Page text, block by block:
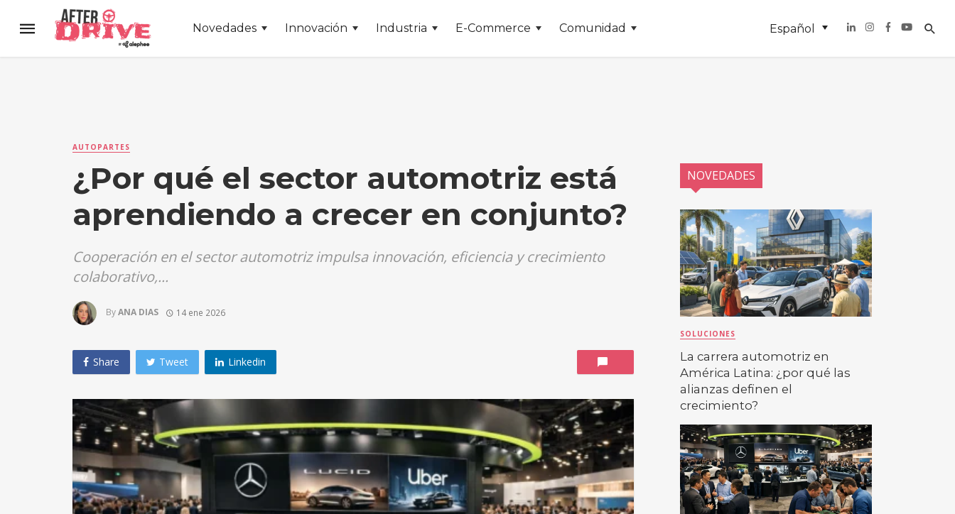
Novedades Innovación Industria E-Commerce Comunidad Español
AUTOPARTES
¿Por qué el sector automotriz está
aprendiendo a crecer en conjunto?
Cooperación en el sector automotriz impulsa innovación, eficiencia y crecimiento
colaborativo,...
ByANA DIAS 14 ene 2026
Share Tweet Linkedin
NOVEDADES
SOLUCIONES
La carrera automotriz en
América Latina: ¿por qué las
alianzas definen el
crecimiento?